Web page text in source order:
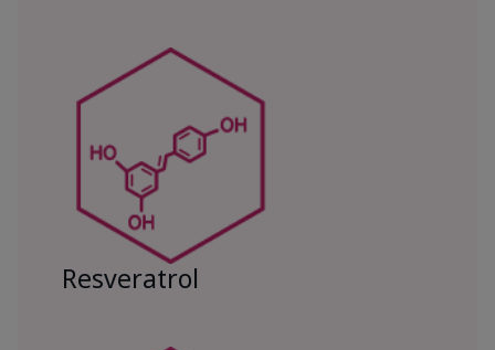
Resveratrol